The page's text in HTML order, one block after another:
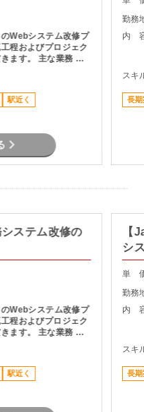
Webシステム改修プ
程およびプロジェク
主な業務 ・
ヒアリング ・現行シ
分析 ・基本設計書の
よび提案資料作成
題管理 ・関係者との
駅近く
勤務
内
スキ
長期
ステム改修の
Webシステム改修プ
程およびプロジェク
主な業務 ・
ヒアリング ・現行シ
分析 ・基本設計書の
よび提案資料作成
題管理 ・関係者との
駅近く
【
シ
単
勤務
内
スキ
長期